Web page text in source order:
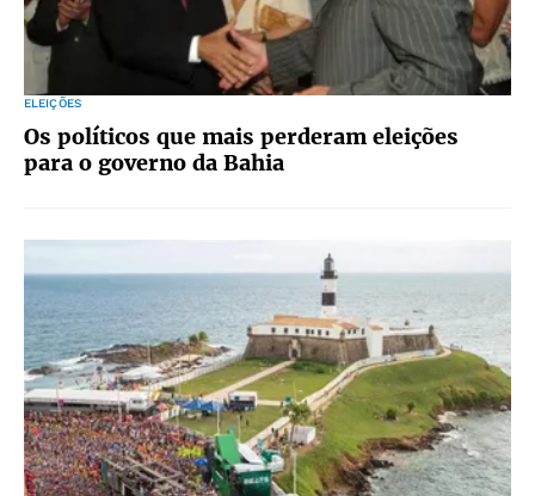
ELEIÇÕES
Os políticos que mais perderam eleições
para o governo da Bahia